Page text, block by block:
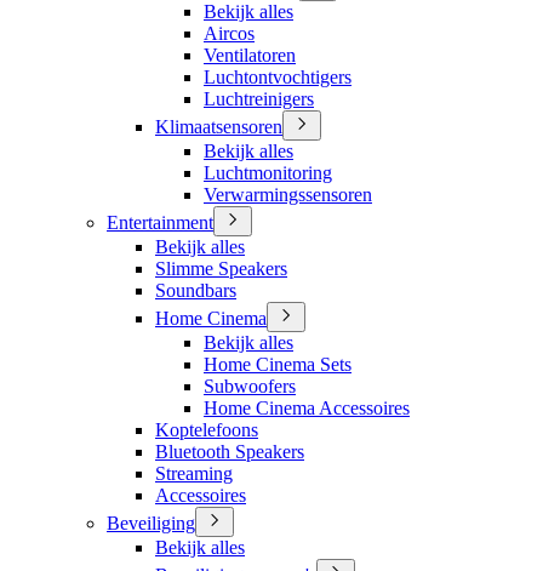
Bekijk alles
Aircos
Ventilatoren
Luchtontvochtigers
Luchtreinigers
Klimaatsensoren
Bekijk alles
Luchtmonitoring
Verwarmingssensoren
Entertainment
Bekijk alles
Slimme Speakers
Soundbars
Home Cinema
Bekijk alles
Home Cinema Sets
Subwoofers
Home Cinema Accessoires
Koptelefoons
Bluetooth Speakers
Streaming
Accessoires
Beveiliging
Bekijk alles